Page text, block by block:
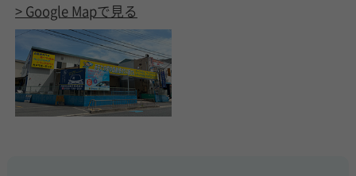
> Google Mapで見る